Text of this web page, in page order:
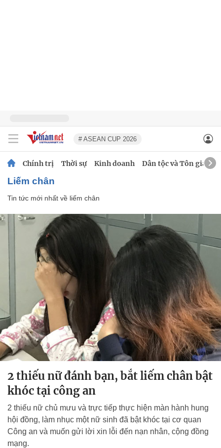
# ASEAN CUP 2026
Chính trị Thời sự Kinh doanh Dân tộc và Tôn giáo
liếm chân
Tin tức mới nhất về liếm chân
2 thiếu nữ đánh bạn, bắt liếm chân bật
khóc tại công an
2 thiếu nữ chủ mưu và trực tiếp thực hiện màn hành hung
hội đồng, làm nhục một nữ sinh đã bật khóc tại cơ quan
Công an và muốn gửi lời xin lỗi đến nạn nhân, cộng đồng
mạng.